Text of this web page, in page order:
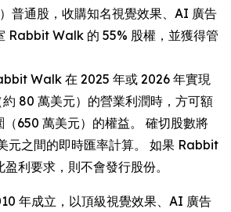
）普通股，收購知名視覺效果、AI 廣告
Rabbit Walk 的 55% 股權，並獲得管
Walk 在 2025 年或 2026 年實現
約 80 萬美元）的營業利潤時，方可額
650 萬美元）的權益。 確切股數將
元之間的即時匯率計算。 如果 Rabbit
利要求，則不會發行股份。
年成立，以頂級視覺效果、AI 廣告